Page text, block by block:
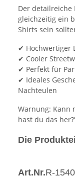
Der detailreiche
gleichzeitig ein
Shirts sein
✔ Hochwertiger
✔ Cooler
✔ Perfekt für
✔ Ideales
Nachteulen
Warnung: Kann
hast du das
Die
Art.Nr.R-1540